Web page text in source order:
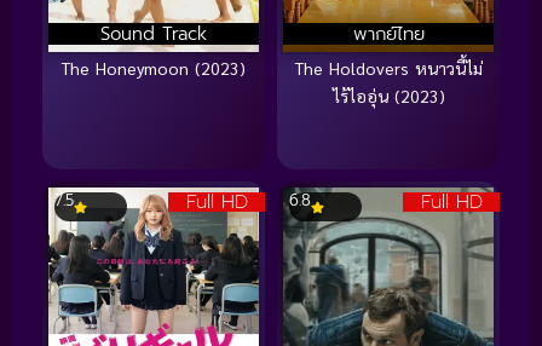
Sound Track
The Honeymoon (2023)
พากย์ไทย
The Holdovers หนาวนี้ไม่
ไร้ไออุ่น (2023)
Full HD
7.5 Full HD
6.8